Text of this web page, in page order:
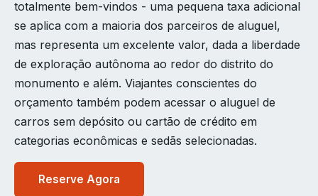
totalmente bem-vindos - uma pequena taxa adicional
se aplica com a maioria dos parceiros de aluguel,
mas representa um excelente valor, dada a liberdade
de exploração autônoma ao redor do distrito do
monumento e além. Viajantes conscientes do
orçamento também podem acessar o aluguel de
carros sem depósito ou cartão de crédito em
categorias econômicas e sedãs selecionadas.
Reserve Agora